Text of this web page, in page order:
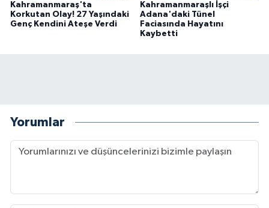
Kahramanmaraş'ta
Korkutan Olay! 27 Yaşındaki
Genç Kendini Ateşe Verdi
Kahramanmaraşlı İşçi
Adana'daki Tünel
Faciasında Hayatını
Kaybetti
Yorumlar